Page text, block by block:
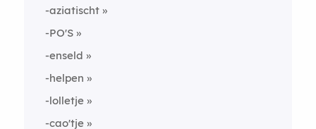
-aziatischt
-PO'S
-enseld
-helpen
-lolletje
-cao'tje